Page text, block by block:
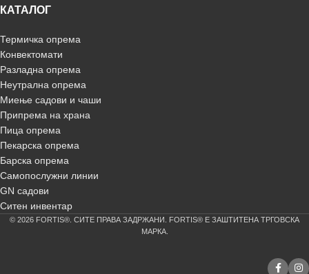
КАТАЛОГ
Термичка опрема
Конвектомати
Разладна опрема
Неутрална опрема
Миење садови и чаши
Припрема на храна
Пица опрема
Пекарска опрема
Барска опрема
Самопослужни линии
GN садови
Ситен инвентар
© 2026 FORTIS®. СИТЕ ПРАВА ЗАДРЖАНИ. FORTIS® Е ЗАШТИТЕНА ТРГОВСКА
МАРКА.